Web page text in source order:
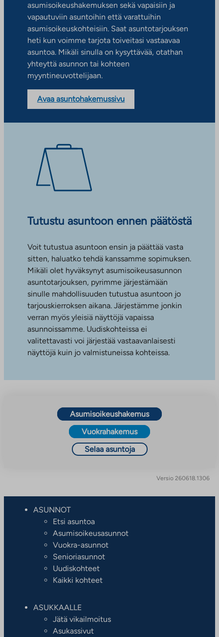
asumisoikeushakemuksen sekä vapaisiin ja
vapautuviin asuntoihin että varattuihin
asumisoikeuskohteisiin. Saat asuntotarjouksen
heti kun voimme tarjota toiveitasi vastaavaa
asuntoa. Mikäli sinulla on kysyttävää, otathan
yhteyttä asunnon tai kohteen
myyntineuvottelijaan.
Avaa asuntohakemussivu
Tutustu asuntoon ennen päätöstä
Voit tutustua asuntoon ensin ja päättää vasta
sitten, haluatko tehdä kanssamme sopimuksen.
Mikäli olet hyväksynyt asumisoikeusasunnon
asuntotarjouksen, pyrimme järjestämään
sinulle mahdollisuuden tutustua asuntoon jo
tarjouskierroksen aikana. Järjestämme jonkin
verran myös yleisiä näyttöjä vapaissa
asunnoissamme. Uudiskohteissa ei
valitettavasti voi järjestää vastaavanlaisesti
näyttöjä kuin jo valmistuneissa kohteissa.
Asumisoikeushakemus
Vuokrahakemus
Selaa asuntoja
Versio 260618.1306
ASUNNOT
Etsi asuntoa
Asumisoikeusasunnot
Vuokra-asunnot
Senioriasunnot
Uudiskohteet
Kaikki kohteet
ASUKKAALLE
Jätä vikailmoitus
Asukassivut